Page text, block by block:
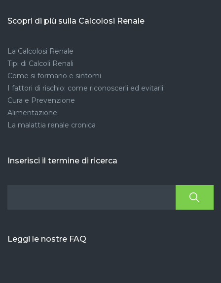
Scopri di più sulla Calcolosi Renale
La Calcolosi Renale
Tipi di Calcoli Renali
Come si formano e sintomi
I fattori di rischio: come riconoscerli ed evitarli
Cura e Prevenzione
Alimentazione
La malattia renale cronica
Inserisci il termine di ricerca
Leggi le nostre FAQ